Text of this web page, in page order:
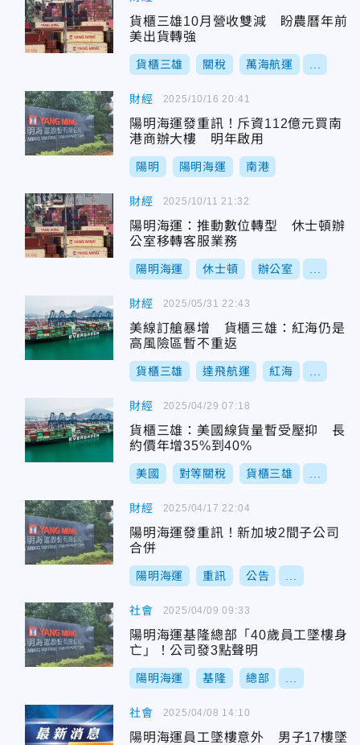
貨櫃三雄10月營收雙減 盼農曆年前
美出貨轉強
貨櫃三雄 關稅 萬海航運
財經
陽明海運發重訊！斥資112億元買南
港商辦大樓 明年啟用
陽明 陽明海運 南港
2025/10/16 20:41
財經
陽明海運：推動數位轉型 休士頓辦
公室移轉客服業務
陽明海運 休士頓 辦公室
2025/10/11 21:32
財經
美線訂艙暴增 貨櫃三雄：紅海仍是
高風險區暫不重返
貨櫃三雄 達飛航運 紅海
2025/05/31 22:43
財經
貨櫃三雄：美國線貨量暫受壓抑 長
約價年增35%到40%
美國 對等關稅 貨櫃三雄
2025/04/29 07:18
財經
陽明海運發重訊！新加坡2間子公司
合併
陽明海運 重訊 公告
2025/04/17 22:04
社會
陽明海運基隆總部「40歲員工墜樓身
亡」！公司發3點聲明
陽明海運 基隆 總部
2025/04/09 09:33
社會
陽明海運員工墜樓意外 男子17樓墜
2025/04/08 14:10